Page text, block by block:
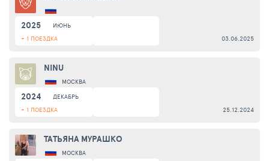
2025
ИЮНЬ
+ 1 ПОЕЗДКА
03.06.2025
NINU
МОСКВА
2024
ДЕКАБРЬ
+ 1 ПОЕЗДКА
25.12.2024
ТАТЬЯНА МУРАШКО
МОСКВА